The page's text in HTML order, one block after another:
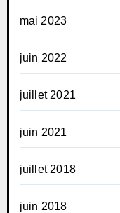
mai 2023
juin 2022
juillet 2021
juin 2021
juillet 2018
juin 2018